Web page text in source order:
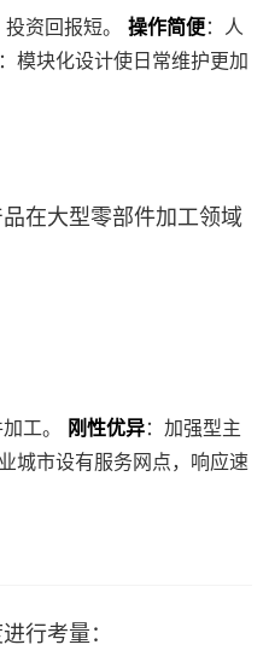
资回报短。 操作简便：人
模块化设计使日常维护更加
在大型零部件加工领域
工。 刚性优异：加强型主
城市设有服务网点，响应速
行考量：